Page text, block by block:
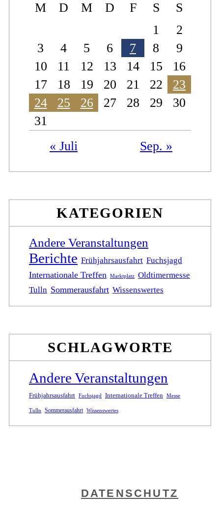
M
D M D F S
S
1
2
3
4 5 6 7 8
9
10
11 12 13 14 15
16
17
18 19 20 21 22
23
24
25 26 27 28 29
30
31
« Juli
Sep. »
KATEGORIEN
Andere Veranstaltungen
Berichte Frühjahrsausfahrt Fuchsjagd
Internationale Treffen
Marktplatz
Oldtimermesse
Tulln Sommerausfahrt Wissenswertes
SCHLAGWORTE
Andere Veranstaltungen
Frühjahrsausfahrt Fuchsjagd Internationale Treffen Messe
Tulln Sommerausfahrt Wissenswertes
DATENSCHUTZ